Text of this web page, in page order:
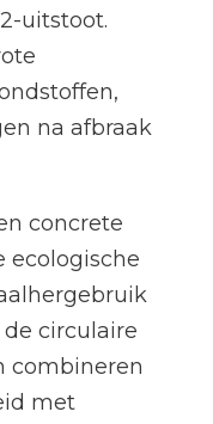
uitstoot.
na afbraak
concrete
ecologische
circulaire
combineren
met